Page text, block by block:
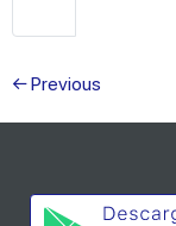
←Previous